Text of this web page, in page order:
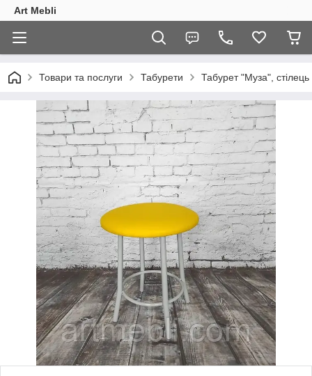
Art Mebli
Товари та послуги Табурети Табурет "Муза",